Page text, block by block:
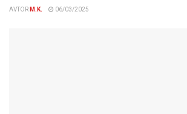
AVTOR M.K. 06/03/2025